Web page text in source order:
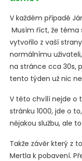
V každém případě
Musím říct, že téma
vytvořilo z vaší
normálnímu
na stránce cca 30s,
tento týden už nic
V této chvílí nejde o
stránku 1000, jde o
nějakou službu, ale
Takže závěr který z
Mertla k pobavení.